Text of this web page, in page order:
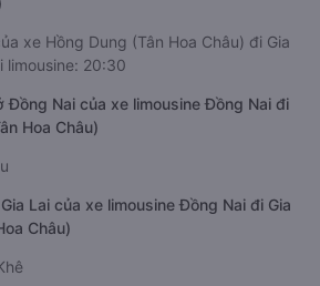
xe Hồng Dung (Tân Hoa Châu) đi Gia
limousine: 20:30
Đồng Nai của xe limousine Đồng Nai đi
Hoa Châu)
Lai của xe limousine Đồng Nai đi Gia
Châu)